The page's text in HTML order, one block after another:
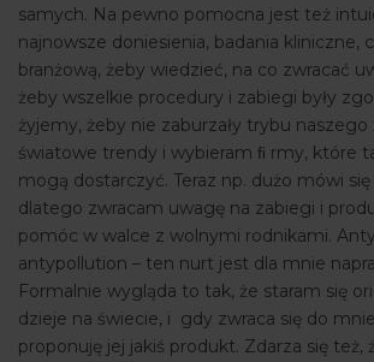
samych. Na pewno pomocna jest też
najnowsze doniesienia, badania kliniczne,
branżową, żeby wiedzieć, na co zwracać
żeby wszelkie procedury i zabiegi były
żyjemy, żeby nie zaburzały trybu naszego
światowe trendy i wybieram ﬁ rmy, które
mogą dostarczyć. Teraz np. dużo mówi
dlatego zwracam uwagę na zabiegi i
pomóc w walce z wolnymi rodnikami.
antypollution – ten nurt jest dla mnie
Formalnie wygląda to tak, że staram się
dzieje na świecie, i gdy zwraca się do
proponuję jej jakiś produkt. Zdarza się też,